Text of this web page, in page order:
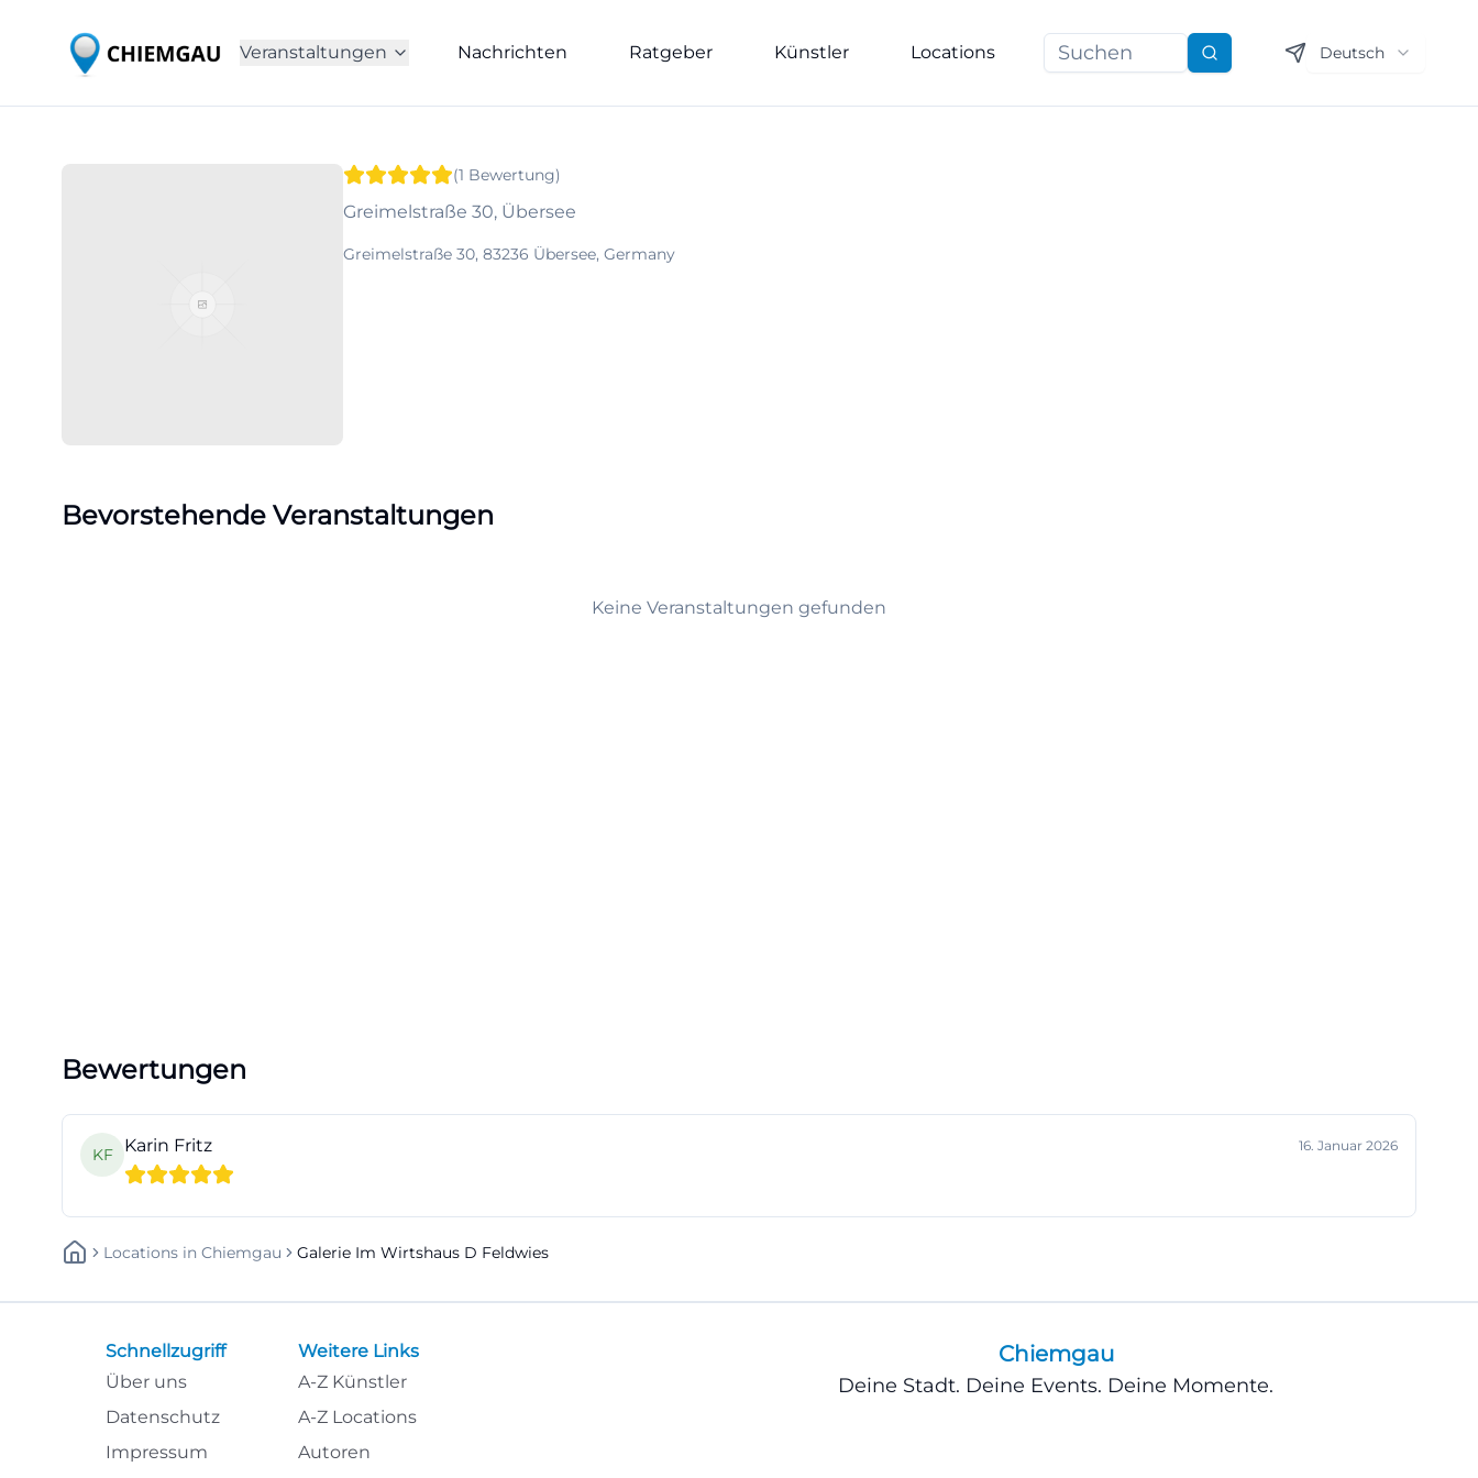
Veranstaltungen Nachrichten Ratgeber Künstler Locations Suchen Deutsch
(1 Bewertung)
Greimelstraße 30, Übersee
Greimelstraße 30, 83236 Übersee, Germany
Bevorstehende Veranstaltungen
Keine Veranstaltungen gefunden
Bewertungen
KF Karin Fritz 16. Januar 2026
Locations In Chiemgau Galerie Im Wirtshaus D Feldwies
Schnellzugriff
Über uns
Datenschutz
Impressum
Weitere Links
A-Z Künstler
A-Z Locations
Autoren
Chiemgau
Deine Stadt. Deine Events. Deine Momente.